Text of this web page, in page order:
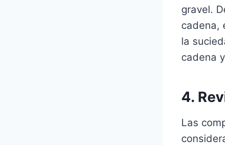
gravel.
cadena,
la
cadena
4.
Las